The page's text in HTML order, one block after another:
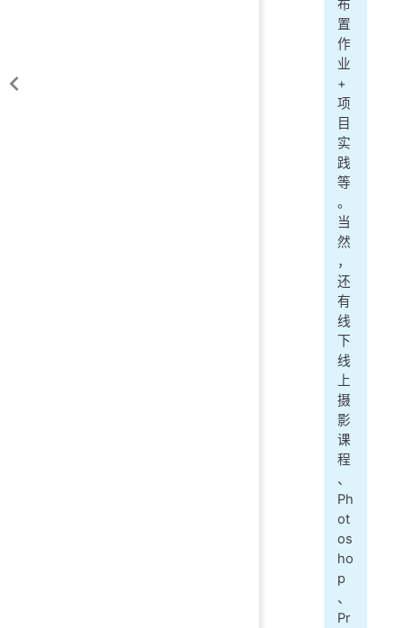
布
置
作
业
+
项
目
实
践
等
。
当
然
，
还
有
线
下
线
上
摄
影
课
程
、
Ph
ot
os
ho
p
、
Pr